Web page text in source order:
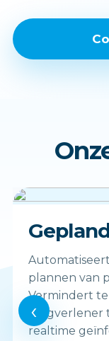
‹
plannen van
Vermindert
zorgverlener
realtime